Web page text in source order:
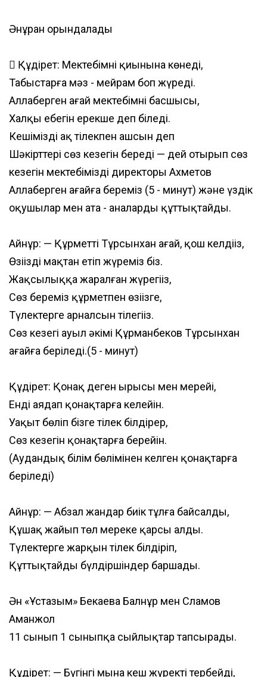
Әнұран орындалады
 Құдірет: Мектебімнің қиынына көнеді,
Табыстарға мәз - мейрам боп жүреді.
Аллаберген ағай мектебімнің басшысы,
Халқы еңбегін ерекше деп біледі.
Кешімізді ақ тілекпен ашсын деп
Шәкірттерің сөз кезегін береді — дей отырып сөз
кезегін мектебіміздің директоры Ахметов
Аллаберген ағайға береміз (5 - минут) және үздік
оқушылар мен ата - аналарды құттықтайды.
Айнұр: — Құрметті Тұрсынхан ағай, қош келдіңіз,
Өзіңізді мақтан етіп жүреміз біз.
Жақсылыққа жаралған жүрегіңіз,
Сөз береміз құрметпен өзіңізге,
Түлектерге арналсын тілегіңіз.
Сөз кезегі ауыл әкімі Құрманбеков Тұрсынхан
ағайға беріледі.(5 - минут)
Құдірет: Қонақ деген ырысың мен мерейің,
Енді аяңдап қонақтарға келейін.
Уақыт бөліп бізге тілек білдірер,
Сөз кезегін қонақтарға берейін.
(Аудандық білім бөлімінен келген қонақтарға
беріледі)
Айнұр: — Абзал жандар биік тұлға байсалды,
Құшақ жайып төл мерекең қарсы алды.
Түлектерге жарқын тілек білдіріп,
Құттықтайды бүлдіршіндер баршаңды.
Ән «Ұстазым» Бекаева Балнұр мен Сламов
Аманжол
11 сынып 1 сыныпқа сыйлықтар тапсырады.
Құдірет: — Бүгінгі мына кеш жүректі тербейді,